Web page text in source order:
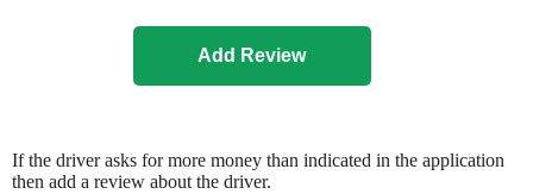
If the driver asks for more money than indicated in the application
then add a review about the driver.